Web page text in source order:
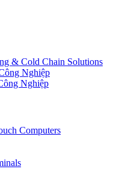
& Cold Chain Solutions
Nghiệp
Nghiệp
Computers